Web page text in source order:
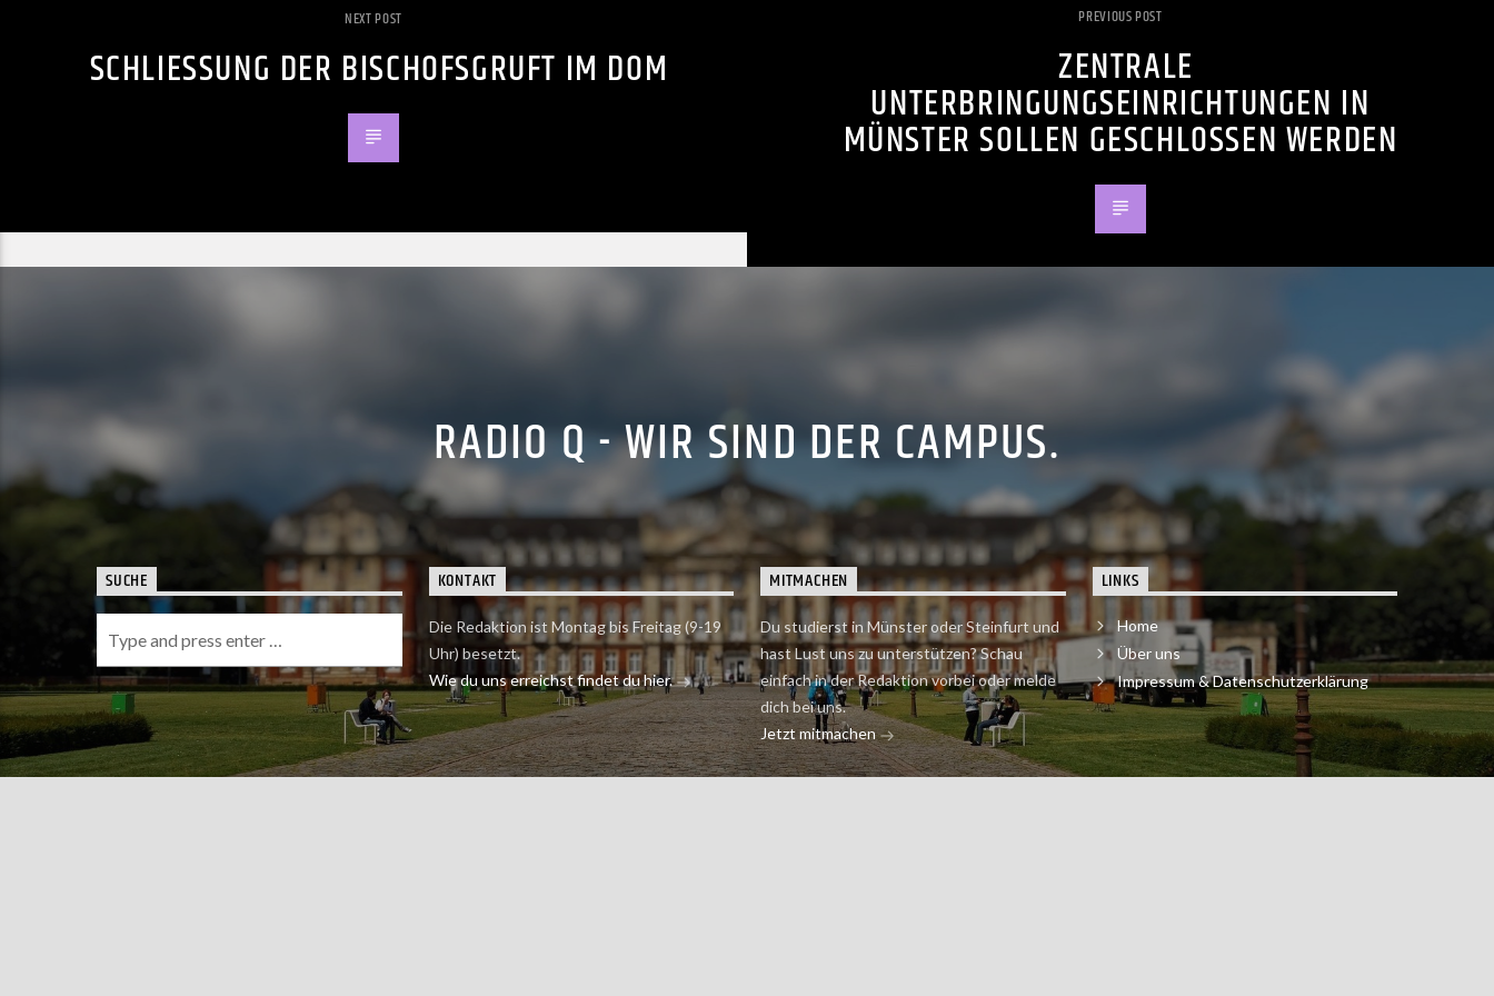
NEXT POST
SCHLIESSUNG DER BISCHOFSGRUFT IM DOM
PREVIOUS POST
ZENTRALE
UNTERBRINGUNGSEINRICHTUNGEN IN
MÜNSTER SOLLEN GESCHLOSSEN WERDEN
RADIO Q - WIR SIND DER CAMPUS.
SUCHE KONTAKT
Die Redaktion ist Montag bis Freitag (9-19
Uhr) besetzt.
Wie du uns erreichst findet du hier.
MITMACHEN
Du studierst in Münster oder Steinfurt und
hast Lust uns zu unterstützen? Schau
einfach in der Redaktion vorbei oder melde
dich bei uns.
Jetzt mitmachen
LINKS
Home
Über uns
Impressum & Datenschutzerklärung